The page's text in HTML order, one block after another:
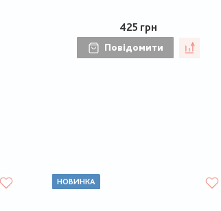
425 грн
Повідомити
НОВИНКА